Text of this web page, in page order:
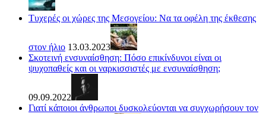
Τυχερές οι χώρες της Μεσογείου: Να τα οφέλη της έκθεσης
στον ήλιο 13.03.2023
Σκοτεινή ενσυναίσθηση: Πόσο επικίνδυνοι είναι οι
ψυχοπαθείς και οι ναρκισσιστές με ενσυναίσθηση;
09.09.2022
Γιατί κάποιοι άνθρωποι δυσκολεύονται να συγχωρήσουν τον